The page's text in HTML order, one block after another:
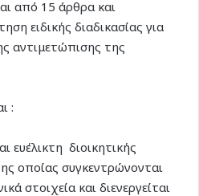
από 15 άρθρα και
ειδικής διαδικασίας για
αντιμετώπισης της
:
ευέλικτη διοικητικής
οποίας συγκεντρώνονται
στοιχεία και διενεργείται